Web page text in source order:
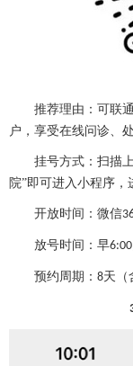
推荐理由：可联通
户，享受在线问诊、
挂号方式：扫描
院”即可进入小程序，
开放时间：微信
放号时间：早6:00
预约周期： 8天（